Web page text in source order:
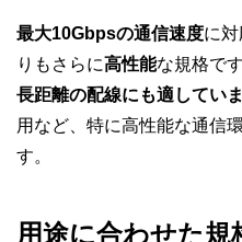
最大10Gbpsの通信速度に
りもさらに高性能な規格です
長距離の配線にも適してい
用など、特に高性能な通信
す。
用途に合わせた規